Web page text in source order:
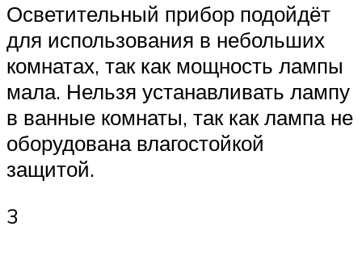
Осветительный прибор подойдёт
для использования в небольших
комнатах, так как мощность лампы
мала. Нельзя устанавливать лампу
в ванные комнаты, так как лампа не
оборудована влагостойкой
защитой.
3